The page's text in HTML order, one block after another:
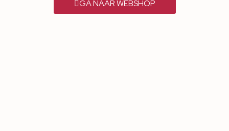
GA NAAR WEBSHOP